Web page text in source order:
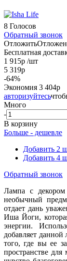
8 Голосов
Обратный звонок
Отложить
Бесплатная
1 915р /шт
5 319р
-64%
Экономия 3 404р
авторизуйтесь
Много
-
В корзину
Больше - дешевле
Добавить 2
Добавить 4
Обратный звонок
Лампа с
необычный
отдает дань
Иша Йоги,
энергии.
добавляет
того, где вы ее
пространстве